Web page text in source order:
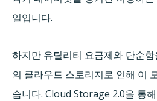
일입니다.
하지만 유틸리티 요금제와 단순
의 클라우드 스토리지로 인해 이
습니다. Cloud Storage 2.0을 통